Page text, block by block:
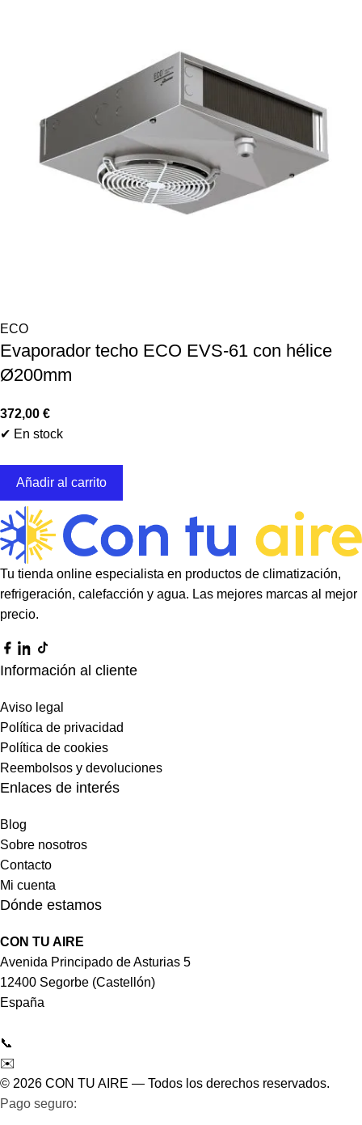
ECO
Evaporador techo ECO EVS-61 con hélice
Ø200mm
372,00 €
✔ En stock
Añadir al carrito
Tu tienda online especialista en productos de climatización,
refrigeración, calefacción y agua. Las mejores marcas al mejor
precio.
Información al cliente
Aviso legal
Política de privacidad
Política de cookies
Reembolsos y devoluciones
Enlaces de interés
Blog
Sobre nosotros
Contacto
Mi cuenta
Dónde estamos
CON TU AIRE
Avenida Principado de Asturias 5
12400 Segorbe (Castellón)
España
📞
✉️
© 2026 CON TU AIRE — Todos los derechos reservados.
Pago seguro: